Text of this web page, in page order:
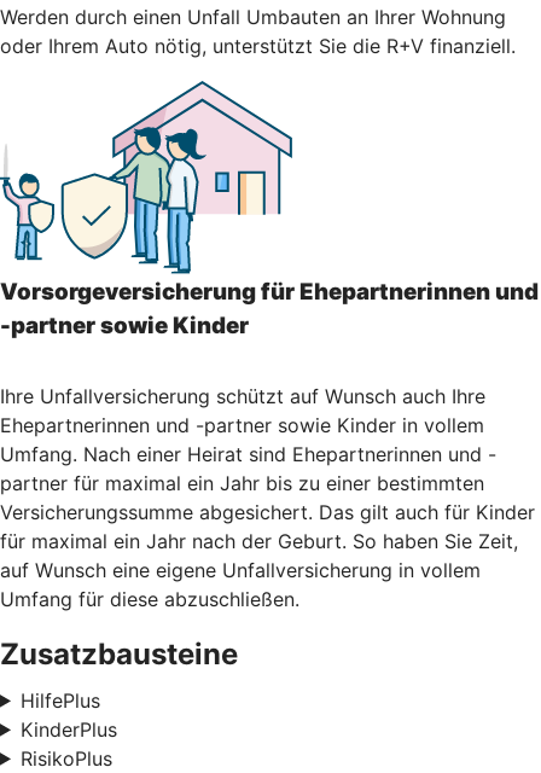
Werden durch einen Unfall Umbauten an Ihrer Wohnung
oder Ihrem Auto nötig, unterstützt Sie die R+V finanziell.
Vorsorgeversicherung für Ehepartnerinnen und
-partner sowie Kinder
Ihre Unfallversicherung schützt auf Wunsch auch Ihre
Ehepartnerinnen und -partner sowie Kinder in vollem
Umfang. Nach einer Heirat sind Ehepartnerinnen und -
partner für maximal ein Jahr bis zu einer bestimmten
Versicherungssumme abgesichert. Das gilt auch für Kinder
für maximal ein Jahr nach der Geburt. So haben Sie Zeit,
auf Wunsch eine eigene Unfallversicherung in vollem
Umfang für diese abzuschließen.
Zusatzbausteine
HilfePlus
KinderPlus
RisikoPlus